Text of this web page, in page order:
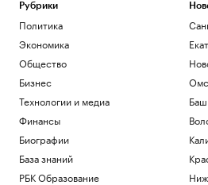
Рубрики
Политика
Экономика
Общество
Бизнес
Технологии и медиа
Финансы
Биографии
База знаний
РБК Образование